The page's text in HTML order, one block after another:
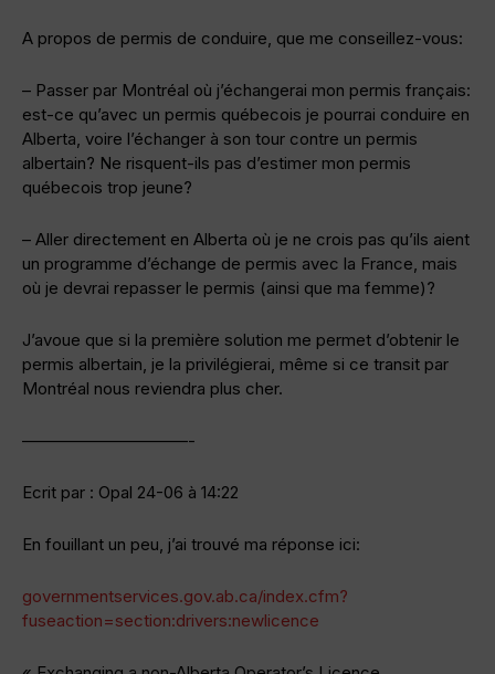
A propos de permis de conduire, que me conseillez-vous:
– Passer par Montréal où j’échangerai mon permis français:
est-ce qu’avec un permis québecois je pourrai conduire en
Alberta, voire l’échanger à son tour contre un permis
albertain? Ne risquent-ils pas d’estimer mon permis
québecois trop jeune?
– Aller directement en Alberta où je ne crois pas qu’ils aient
un programme d’échange de permis avec la France, mais
où je devrai repasser le permis (ainsi que ma femme)?
J’avoue que si la première solution me permet d’obtenir le
permis albertain, je la privilégierai, même si ce transit par
Montréal nous reviendra plus cher.
——————————-
Ecrit par : Opal 24-06 à 14:22
En fouillant un peu, j’ai trouvé ma réponse ici:
governmentservices.gov.ab.ca/index.cfm?
fuseaction=section:drivers:newlicence